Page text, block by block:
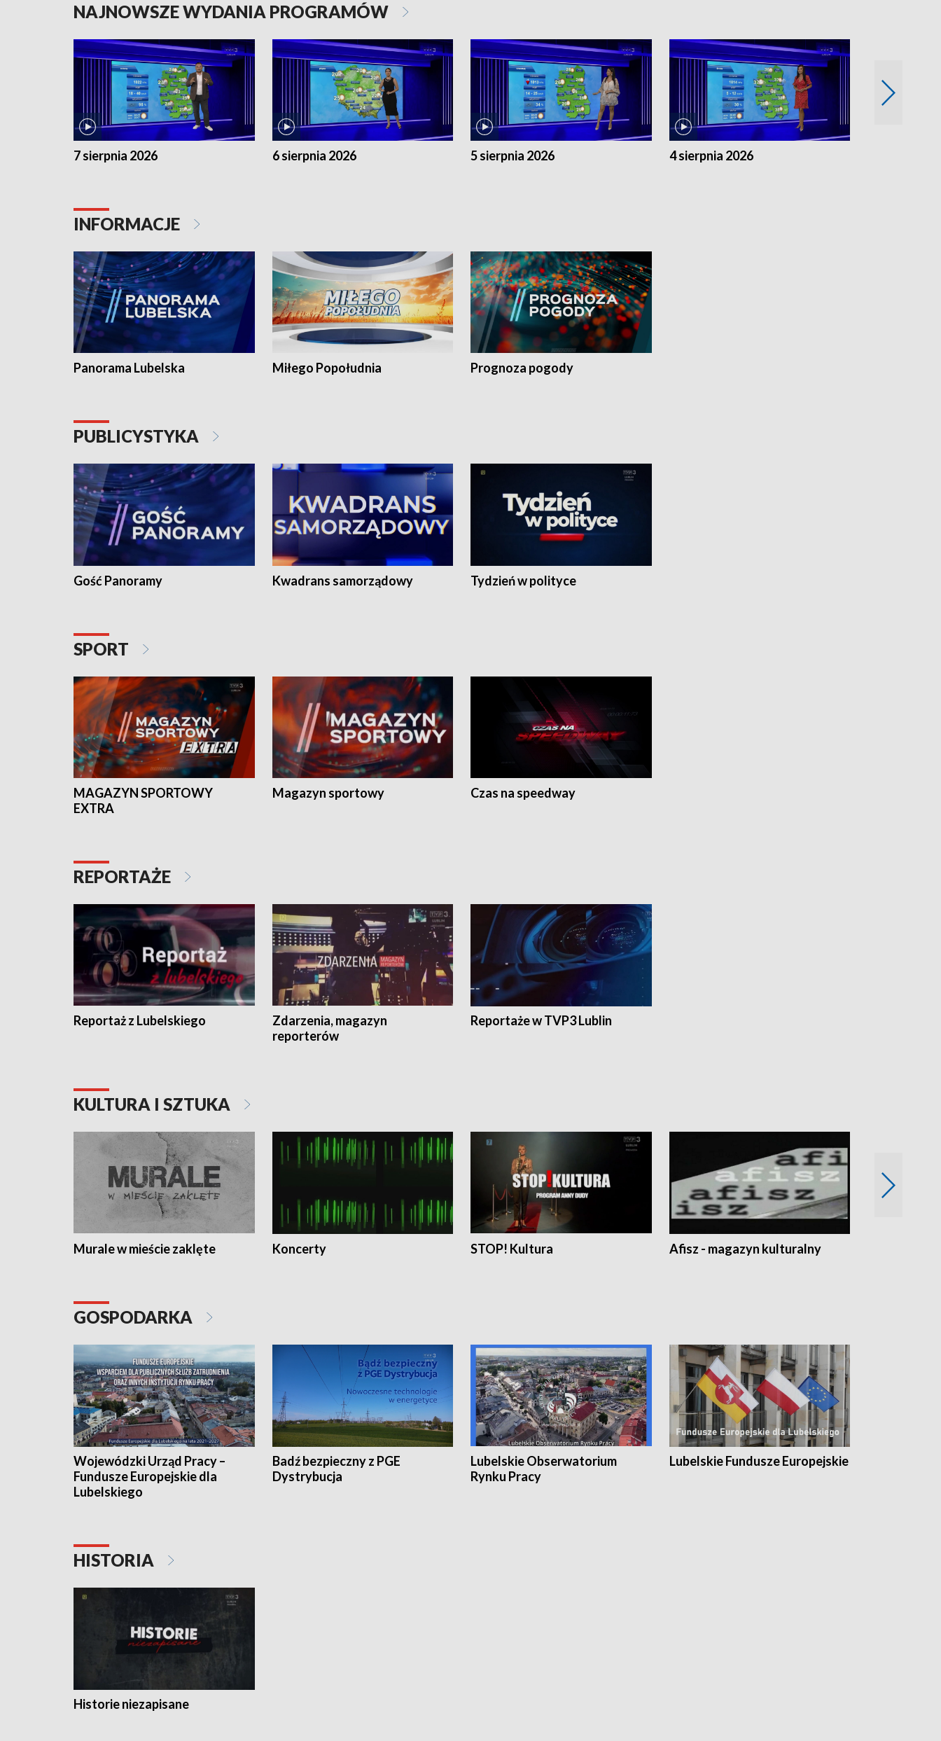
NAJNOWSZE WYDANIA PROGRAMÓW
7 sierpnia 2026 6 sierpnia 2026 5 sierpnia 2026 4 sierpnia 2026
INFORMACJE
Panorama Lubelska Miłego Popołudnia Prognoza pogody
PUBLICYSTYKA
Gość Panoramy Kwadrans samorządowy Tydzień w polityce
SPORT
MAGAZYN SPORTOWY
EXTRA
Magazyn sportowy Czas na speedway
REPORTAŻE
Reportaż z Lubelskiego
Zdarzenia, magazyn
reporterów
Reportaże w TVP3 Lublin
KULTURA I SZTUKA
Murale w mieście zaklęte Koncerty STOP! Kultura Afisz - magazyn kulturalny
GOSPODARKA
Wojewódzki Urząd Pracy –
Fundusze Europejskie dla
Lubelskiego
Badź bezpieczny z PGE
Dystrybucja
Lubelskie Obserwatorium
Rynku Pracy
Lubelskie Fundusze Europejskie
HISTORIA
Historie niezapisane